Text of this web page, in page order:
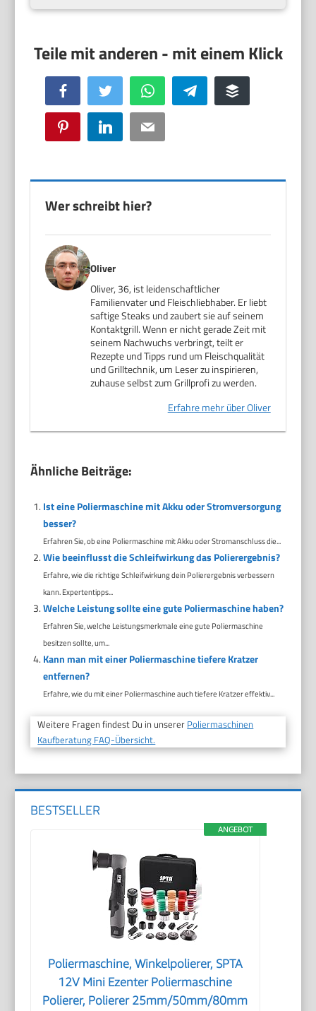
Facebook Twitter WhatsApp Telegram Buffer
Pinterest LinkedIn Email
Wer schreibt hier?
Oliver
Oliver, 36, ist leidenschaftlicher
Familienvater und Fleischliebhaber. Er liebt
saftige Steaks und zaubert sie auf seinem
Kontaktgrill. Wenn er nicht gerade Zeit mit
seinem Nachwuchs verbringt, teilt er
Rezepte und Tipps rund um Fleischqualität
und Grilltechnik, um Leser zu inspirieren,
zuhause selbst zum Grillprofi zu werden.
Erfahre mehr über Oliver
Ähnliche Beiträge:
Ist eine Poliermaschine mit Akku oder Stromversorgung
besser?
Erfahren Sie, ob eine Poliermaschine mit Akku oder Stromanschluss die...
Wie beeinflusst die Schleifwirkung das Polierergebnis?
Erfahre, wie die richtige Schleifwirkung dein Polierergebnis verbessern
kann. Expertentipps...
Welche Leistung sollte eine gute Poliermaschine haben?
Erfahren Sie, welche Leistungsmerkmale eine gute Poliermaschine
besitzen sollte, um...
Kann man mit einer Poliermaschine tiefere Kratzer
entfernen?
Erfahre, wie du mit einer Poliermaschine auch tiefere Kratzer effektiv...
Weitere Fragen findest Du in unserer Poliermaschinen
Kaufberatung FAQ-Übersicht.
BESTSELLER
ANGEBOT
Poliermaschine, Winkelpolierer, SPTA
12V Mini Ezenter Poliermaschine
Polierer, Polierer 25mm/50mm/80mm